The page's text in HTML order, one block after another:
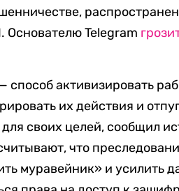
Основателю Telegram
активизировать
их действия и
своих целей, сообщил
что
муравейник» и усилить